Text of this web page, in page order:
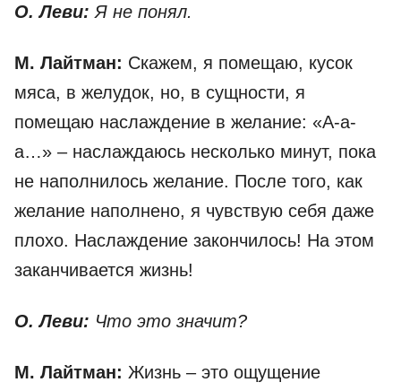
О. Леви: Я не понял.
М. Лайтман: Скажем, я помещаю, кусок
мяса, в желудок, но, в сущности, я
помещаю наслаждение в желание: «А-а-
а…» – наслаждаюсь несколько минут, пока
не наполнилось желание. После того, как
желание наполнено, я чувствую себя даже
плохо. Наслаждение закончилось! На этом
заканчивается жизнь!
О. Леви: Что это значит?
М. Лайтман: Жизнь – это ощущение